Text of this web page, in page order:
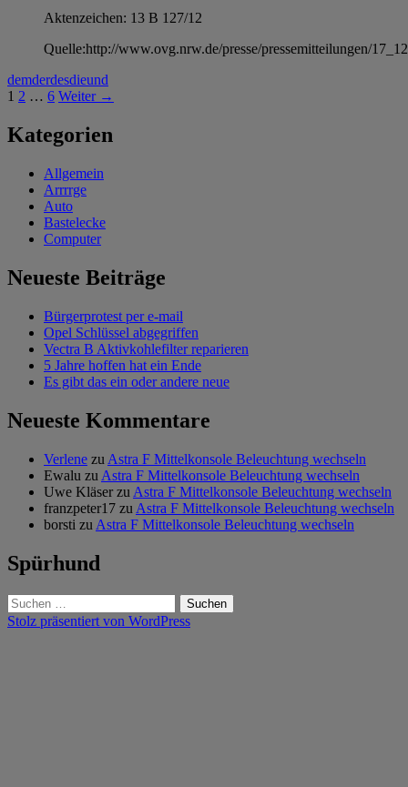
Aktenzeichen: 13 B 127/12
Quelle:http://www.ovg.nrw.de/presse/pressemitteilungen/
demderdesdieund
Beitrags-
1 2 … 6 Weiter →
Kategorien
Allgemein
Arrrrge
Auto
Bastelecke
Computer
Neueste Beiträge
Bürgerprotest per e-mail
Opel Schlüssel abgegriffen
Vectra B Aktivkohlefilter reparieren
5 Jahre hoffen hat ein Ende
Es gibt das ein oder andere neue
Neueste Kommentare
Verlene zu Astra F Mittelkonsole Beleuchtung wechseln
Ewalu zu Astra F Mittelkonsole Beleuchtung wechseln
Uwe Kläser zu Astra F Mittelkonsole Beleuchtung wechseln
franzpeter17 zu Astra F Mittelkonsole Beleuchtung wechseln
borsti zu Astra F Mittelkonsole Beleuchtung wechseln
Spürhund
Suchen
nach:
Stolz präsentiert von WordPress